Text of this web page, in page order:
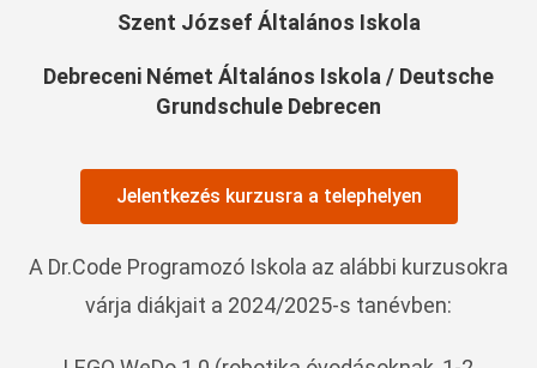
Szent József Általános Iskola
Debreceni Német Általános Iskola / Deutsche
Grundschule Debrecen
Jelentkezés kurzusra a telephelyen
A Dr.Code Programozó Iskola az alábbi kurzusokra
várja diákjait a 2024/2025-s tanévben: